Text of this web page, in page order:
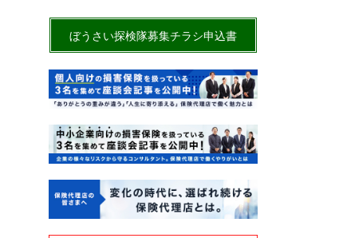
ぼうさい探検隊募集チラシ申込書